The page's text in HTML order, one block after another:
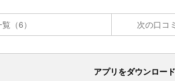
（6） 次の口コ
アプリをダウンロード